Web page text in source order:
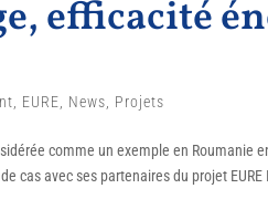
efficacité
, EURE, News, Projets
comme un exemple en
cas avec ses partenaires du projet